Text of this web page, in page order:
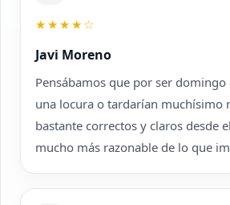
★★★★☆
Javi Moreno
Pensábamos que por ser domingo
una locura o tardarían muchísimo
bastante correctos y claros desde
mucho más razonable de lo que